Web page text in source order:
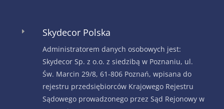
E Skydecor Polska
Administratorem danych osobowych jest:
Skydecor Sp. z o.o. z siedzibą w Poznaniu, ul.
Św. Marcin 29/8, 61-806 Poznań, wpisana do
rejestru przedsiębiorców Krajowego Rejestru
Sądowego prowadzonego przez Sąd Rejonowy w